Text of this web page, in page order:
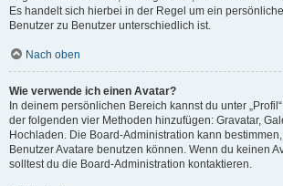
Es handelt sich hierbei in der Regel um ein
Benutzer zu Benutzer unterschiedlich ist.
Nach oben
Wie verwende ich einen Avatar?
In deinem persönlichen Bereich kannst du unter
der folgenden vier Methoden hinzufügen: Gravatar,
Hochladen. Die Board-Administration kann
Benutzer Avatare benutzen können. Wenn du keinen
solltest du die Board-Administration kontaktieren.